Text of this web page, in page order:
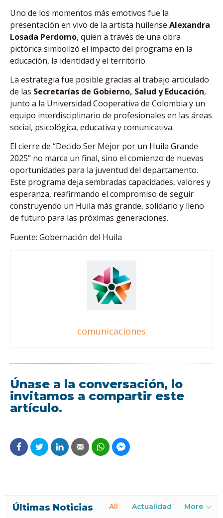
Uno de los momentos más emotivos fue la
presentación en vivo de la artista huilense Alexandra
Losada Perdomo, quien a través de una obra
pictórica simbolizó el impacto del programa en la
educación, la identidad y el territorio.
La estrategia fue posible gracias al trabajo articulado
de las Secretarías de Gobierno, Salud y Educación,
junto a la Universidad Cooperativa de Colombia y un
equipo interdisciplinario de profesionales en las áreas
social, psicológica, educativa y comunicativa.
El cierre de “Decido Ser Mejor por un Huila Grande
2025” no marca un final, sino el comienzo de nuevas
oportunidades para la juventud del departamento.
Este programa deja sembradas capacidades, valores y
esperanza, reafirmando el compromiso de seguir
construyendo un Huila más grande, solidario y lleno
de futuro para las próximas generaciones.
Fuente: Gobernación del Huila
comunicaciones
Únase a la conversación, lo
invitamos a compartir este
artículo.
Últimas Noticias All Actualidad More